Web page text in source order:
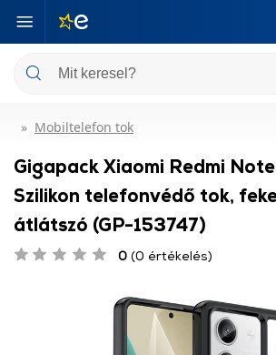
Mobiltelefon tok
Gigapack Xiaomi Redmi Note
Szilikon telefonvédő tok,
átlátszó (GP-153747)
0 (0 értékelés)